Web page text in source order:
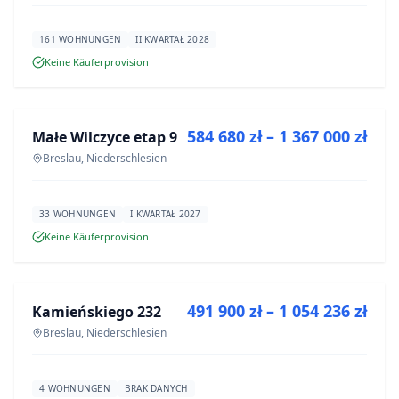
161 WOHNUNGEN II KWARTAŁ 2028
Keine Käuferprovision
NEUBAU
Małe Wilczyce etap 9
Breslau, Niederschlesien
584 680 zł – 1 367 000 zł
33 WOHNUNGEN I KWARTAŁ 2027
Keine Käuferprovision
NEUBAU
Kamieńskiego 232
Breslau, Niederschlesien
491 900 zł – 1 054 236 zł
4 WOHNUNGEN BRAK DANYCH